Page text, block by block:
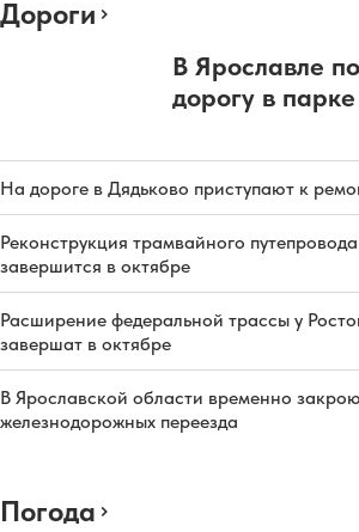
Дороги
В Ярославле
дорогу в
На дороге в Дядьково приступают к
Реконструкция трамвайного
завершится в октябре
Расширение федеральной трассы у
завершат в октябре
В Ярославской области временно
железнодорожных переезда
Погода